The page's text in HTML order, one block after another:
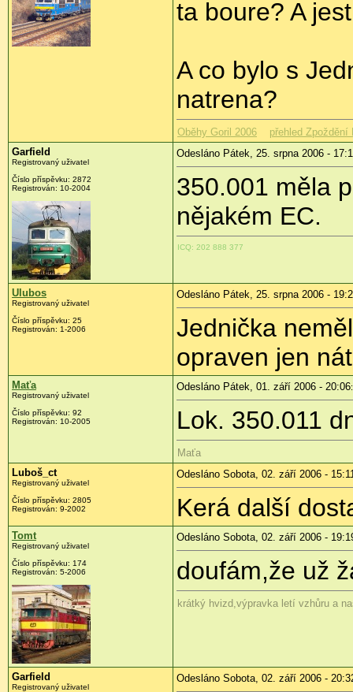
ta boure? A
A co bylo s
natrena?
Oběhy Goril 2006
přehled Zpoždění
Garfield
Registrovaný uživatel
Číslo příspěvku: 2872
Registrován: 10-2004
Odesláno Pátek, 25. srpna 2006 -
350.001 měla
nějakém EC.
ICQ: 202 888 377
Ulubos
Registrovaný uživatel
Číslo příspěvku: 25
Registrován: 1-2006
Odesláno Pátek, 25. srpna 2006 -
Jednička
opraven jen
Maťa
Registrovaný uživatel
Číslo příspěvku: 92
Registrován: 10-2005
Odesláno Pátek, 01. září 2006 - 20:06
Lok. 350.011
Maťa
Luboš_ct
Registrovaný uživatel
Číslo příspěvku: 2805
Registrován: 9-2002
Odesláno Sobota, 02. září 2006 -
Kerá další
Tomt
Registrovaný uživatel
Číslo příspěvku: 174
Registrován: 5-2006
Odesláno Sobota, 02. září 2006 -
doufám,že už
krátký hvizd,výpravka letí vzhůru a
Garfield
Registrovaný uživatel
Odesláno Sobota, 02. září 2006 -